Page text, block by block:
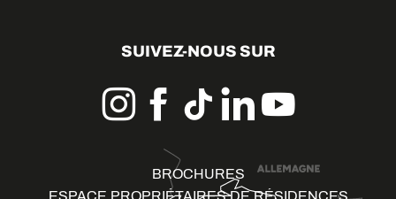
SUIVEZ-NOUS SUR
BROCHURES
ESPACE PROPRIÉTAIRES DE RÉSIDENCES